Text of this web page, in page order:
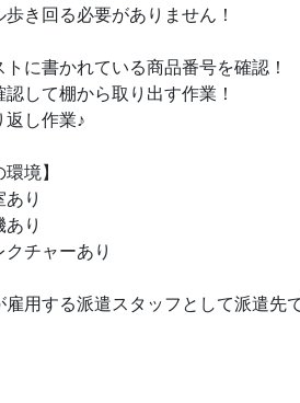
歩き回る必要がありません！
トに書かれている商品番号を確認！
認して棚から取り出す作業！
返し作業♪
環境】
あり
あり
クチャーあり
用する派遣スタッフとして派遣先